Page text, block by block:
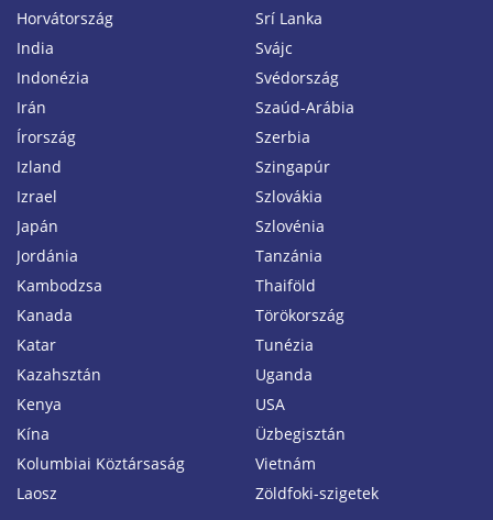
Horvátország
India
Indonézia
Irán
Írország
Izland
Izrael
Japán
Jordánia
Kambodzsa
Kanada
Katar
Kazahsztán
Kenya
Kína
Kolumbiai Köztársaság
Laosz
Srí Lanka
Svájc
Svédország
Szaúd-Arábia
Szerbia
Szingapúr
Szlovákia
Szlovénia
Tanzánia
Thaiföld
Törökország
Tunézia
Uganda
USA
Üzbegisztán
Vietnám
Zöldfoki-szigetek